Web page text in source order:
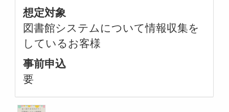
想定対象
図書館システムについて情報収集を
しているお客様
事前申込
要